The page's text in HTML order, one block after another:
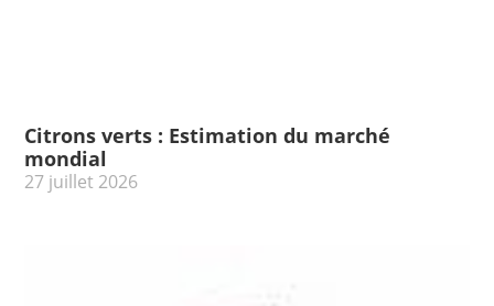
Citrons verts : Estimation du marché
mondial
27 juillet 2026